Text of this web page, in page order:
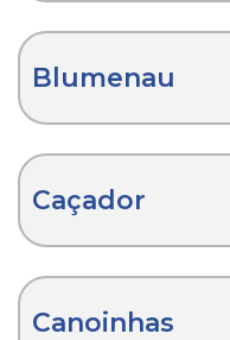
Blumenau
Caçador
Canoinhas